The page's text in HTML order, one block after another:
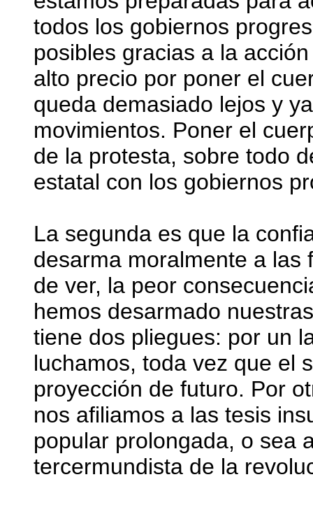
todos los gobiernos
posibles gracias a la
alto precio por poner el
queda demasiado lejos y
movimientos. Poner el
de la protesta, sobre todo
estatal con los gobiernos
La segunda es que la
desarma moralmente a las
de ver, la peor
hemos desarmado
tiene dos pliegues: por un
luchamos, toda vez que el
proyección de futuro. Por
nos afiliamos a las tesis
popular prolongada, o sea
tercermundista de la